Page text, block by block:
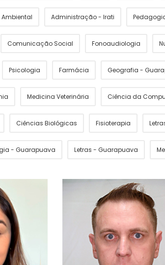
Administração - Irati
Comunicação Social Fonoaudiologia
Psicologia Farmácia Geografia -
Medicina Veterinária Ciência da
Ciências Biológicas Fisioterapia
- Guarapuava Letras - Guarapuava